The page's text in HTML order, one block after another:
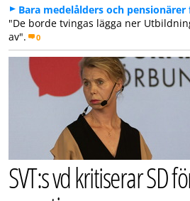
Bara medelålders och
"De borde tvingas lägga ner
av".
0
SVT:s vd kritiserar SD